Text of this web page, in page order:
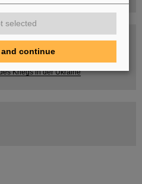
Kriegs in der Ukraine
selected
continue